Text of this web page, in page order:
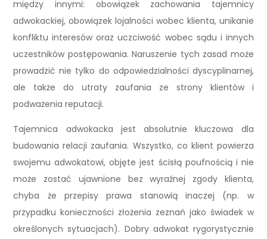
między innymi: obowiązek zachowania tajemnicy
adwokackiej, obowiązek lojalności wobec klienta, unikanie
konfliktu interesów oraz uczciwość wobec sądu i innych
uczestników postępowania. Naruszenie tych zasad może
prowadzić nie tylko do odpowiedzialności dyscyplinarnej,
ale także do utraty zaufania ze strony klientów i
podważenia reputacji.
Tajemnica adwokacka jest absolutnie kluczowa dla
budowania relacji zaufania. Wszystko, co klient powierza
swojemu adwokatowi, objęte jest ścisłą poufnością i nie
może zostać ujawnione bez wyraźnej zgody klienta,
chyba że przepisy prawa stanowią inaczej (np. w
przypadku konieczności złożenia zeznań jako świadek w
określonych sytuacjach). Dobry adwokat rygorystycznie